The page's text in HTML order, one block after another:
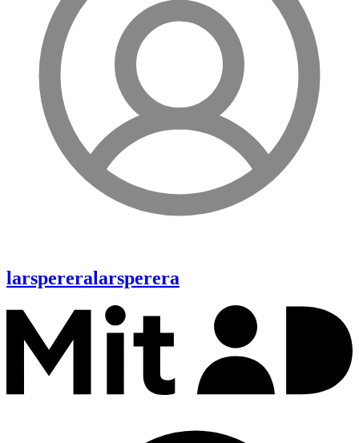
larspereralarsperera